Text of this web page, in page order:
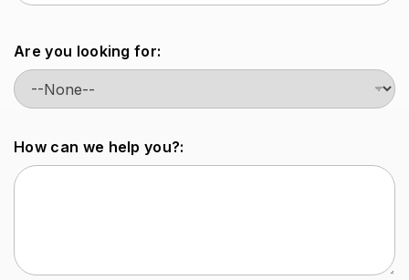
Are you looking for:
How can we help you?: